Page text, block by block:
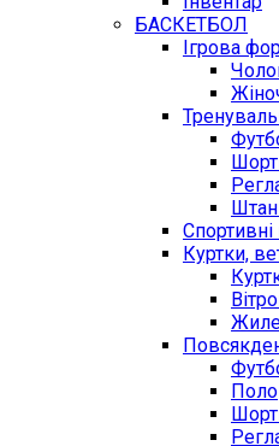
БАСКЕТБОЛ
Ігрова
Куртки,
Поло